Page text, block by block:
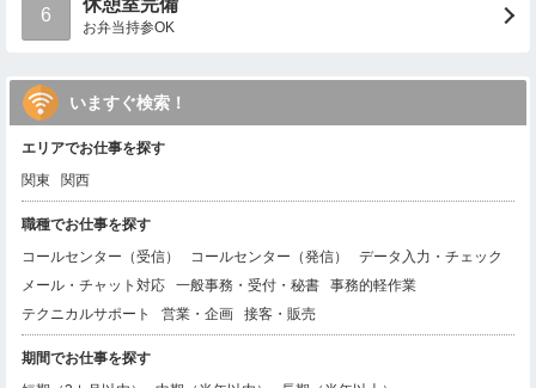
6
お弁当持参OK
いますぐ検索！
エリアでお仕事を探す
関東
関西
職種でお仕事を探す
コールセンター（受信）
コールセンター（発信）
データ入力・チェック
メール・チャット対応
一般事務・受付・秘書
事務的軽作業
テクニカルサポート
営業・企画 接客・販売
期間でお仕事を探す